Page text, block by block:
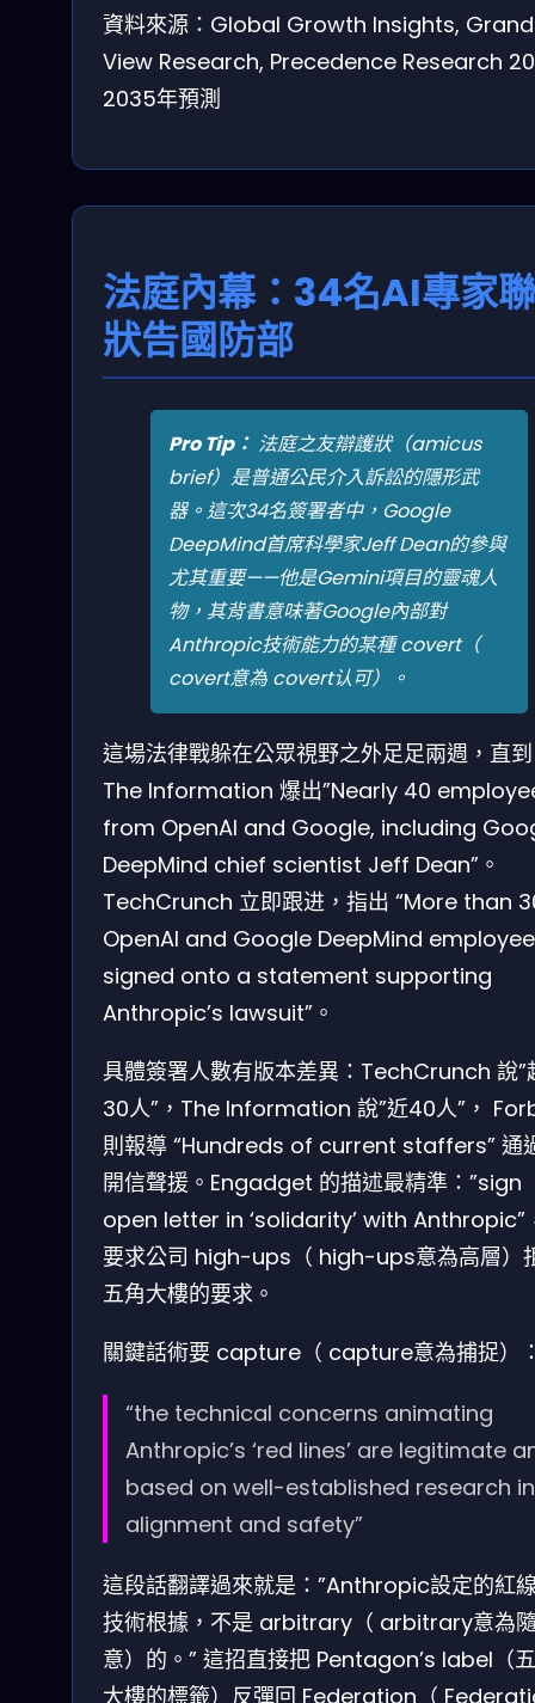
資料來源：Global Growth Insights, Grand
View Research, Precedence Research
2035年預測
法庭內幕：34名AI專家
狀告國防部
Pro Tip： 法庭之友辯護狀（amicus
brief）是普通公民介入訴訟的隱形武
器。這次34名簽署者中，Google
DeepMind首席科學家Jeff Dean的參與
尤其重要——他是Gemini項目的靈魂人
物，其背書意味著Google內部對
Anthropic技術能力的某種 covert（
covert意為 covert认可）。
這場法律戰躲在公眾視野之外足足兩週，直到
The Information 爆出”Nearly 40
from OpenAI and Google, including
DeepMind chief scientist Jeff Dean”。
TechCrunch 立即跟进，指出 “More than
OpenAI and Google DeepMind
signed onto a statement supporting
Anthropic’s lawsuit”。
具體簽署人數有版本差異：TechCrunch 說”
30人”，The Information 說”近40人”，
則報導 “Hundreds of current staffers” 通
開信聲援。Engadget 的描述最精準：”sign
open letter in ‘solidarity’ with Anthropic”
要求公司 high-ups（ high-ups意為高層）
五角大樓的要求。
關鍵話術要 capture（ capture意為捕捉）
“the technical concerns animating
Anthropic’s ‘red lines’ are legitimate
based on well-established research
alignment and safety”
這段話翻譯過來就是：”Anthropic設定的紅
技術根據，不是 arbitrary（ arbitrary意為
意）的。” 這招直接把 Pentagon’s label（
大樓的標籤）反彈回 Federation（